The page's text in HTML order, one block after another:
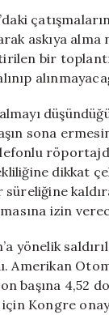
askıya alma
bir
sona
dikkat
izin
yönelik
Amerikan
başına 4,52
Kongre